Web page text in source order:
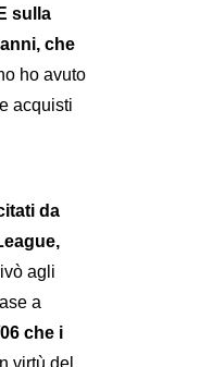
E sulla
che
ho avuto
acquisti
da
agli
a
che i
virtù del